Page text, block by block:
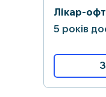
Лікар-
5 років